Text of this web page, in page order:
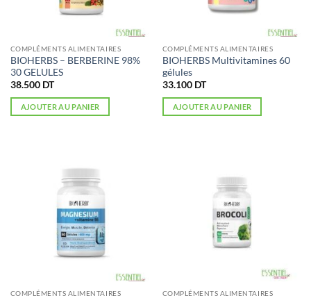
COMPLÉMENTS ALIMENTAIRES
BIOHERBS – BERBERINE 98%
30 GELULES
38.500 DT
AJOUTER AU PANIER
COMPLÉMENTS ALIMENTAIRES
BIOHERBS Multivitamines 60
gélules
33.100 DT
AJOUTER AU PANIER
COMPLÉMENTS ALIMENTAIRES COMPLÉMENTS ALIMENTAIRES